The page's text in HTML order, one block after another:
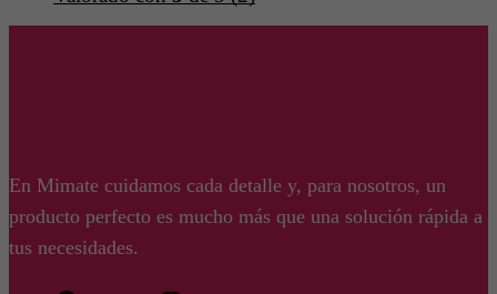
En Mimate cuidamos cada detalle y, para nosotros, un
producto perfecto es mucho más que una solución rápida a
tus necesidades.